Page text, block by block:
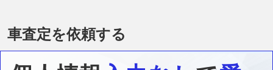
車査定を依頼する